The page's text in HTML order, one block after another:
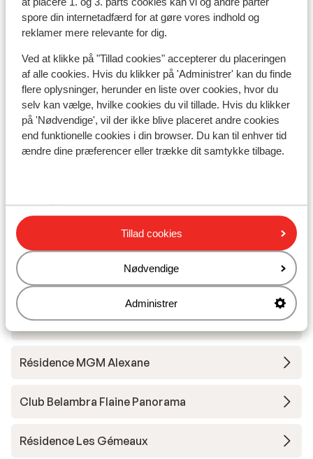
spore din internetadfærd for at gøre vores indhold og
reklamer mere relevante for dig.
Ved at klikke på "Tillad cookies" accepterer du placeringen
af alle cookies. Hvis du klikker på 'Administrer' kan du finde
flere oplysninger, herunder en liste over cookies, hvor du
selv kan vælge, hvilke cookies du vil tillade. Hvis du klikker
på 'Nødvendige', vil der ikke blive placeret andre cookies
end funktionelle cookies i din browser. Du kan til enhver tid
ændre dine præferencer eller trække dit samtykke tilbage.
Tillad cookies
Nødvendige
Administrer
Liftkort/skileje/undervisning
Liftkort
Undervisning
Skileje
Massif
Hotel MGM Les Suites d'Alexane
Hotel MGM Alhena
Résidence MGM Alhena
Résidence MGM Alexane
Club Belambra Flaine Panorama
Résidence Les Gémeaux